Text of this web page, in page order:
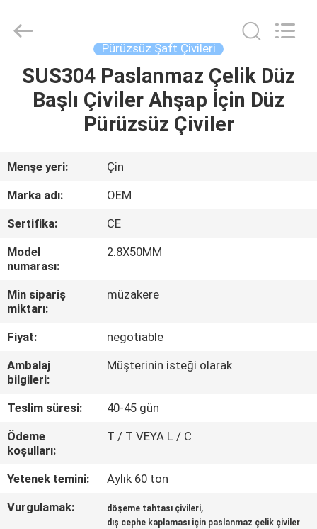
EV
HAKKIMIZDA
FABRIKA
TURU
KALITE
KONTROL
BIZIMLE
ILETIŞIME
ISTEĞI
Business
License.
Pürüzsüz Şaft Çivileri
SUS304 Paslanmaz Çelik Düz
Başlı Çiviler Ahşap İçin Düz
Pürüzsüz Çiviler
Menşe yeri:
Çin
Marka adı:
OEM
Sertifika:
CE
Model
numarası:
2.8X50MM
Min sipariş
miktarı:
müzakere
Fiyat:
negotiable
Ambalaj
bilgileri:
Müşterinin isteği olarak
Teslim süresi:
40-45 gün
Ödeme
koşulları:
T / T VEYA L / C
Yetenek temini:
Aylık 60 ton
Vurgulamak:
döşeme tahtası çivileri,
dış cephe kaplaması için paslanmaz çelik çiviler